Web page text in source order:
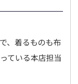
、着るものも布
ている本店担当